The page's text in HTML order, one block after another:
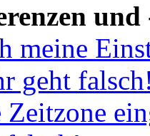
und
meine
geht
Zeitzone